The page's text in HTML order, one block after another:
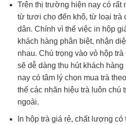
Trên thị trường hiện nay có rất
từ tươi cho đến khô, từ loại trà
dân. Chính vì thế việc in hộp
khách hàng phân biệt, nhận
nhau. Chú trọng vào vỏ hộp
sẽ dễ dàng thu hút khách
nay có tâm lý chọn mua trà
thế các nhãn hiệu trà luôn chú
ngoài.
In hộp trà giá rẻ, chất lượng